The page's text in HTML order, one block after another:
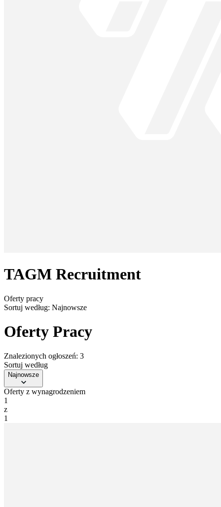
TAGM Recruitment
Oferty pracy
Sortuj według: Najnowsze
Oferty Pracy
Znalezionych ogłoszeń: 3
Sortuj według
Najnowsze
Oferty z wynagrodzeniem
1
z
1